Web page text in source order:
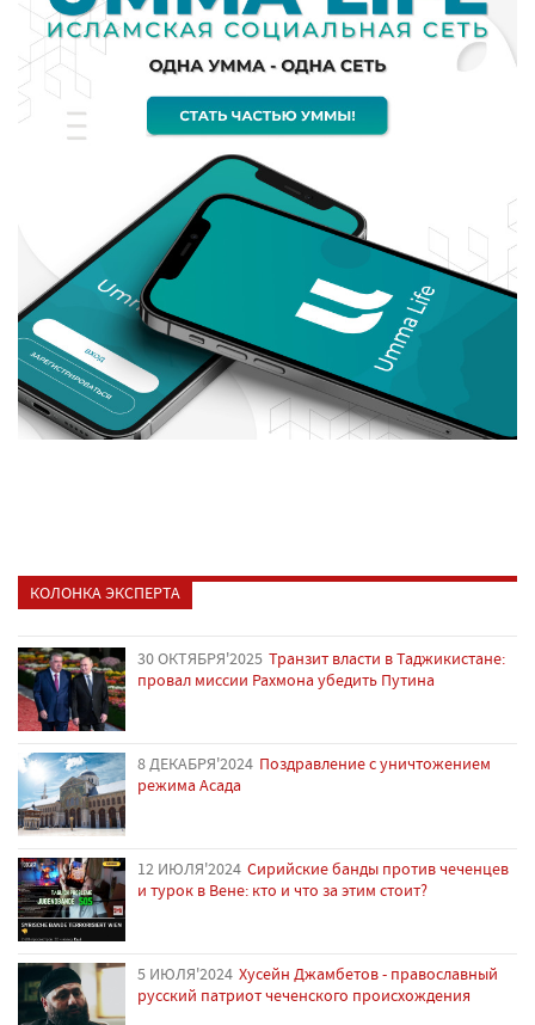
КОЛОНКА ЭКСПЕРТА
30 ОКТЯБРЯ'2025 Транзит власти в Таджикистане:
провал миссии Рахмона убедить Путина
8 ДЕКАБРЯ'2024 Поздравление с уничтожением
режима Асада
12 ИЮЛЯ'2024 Сирийские банды против чеченцев
и турок в Вене: кто и что за этим стоит?
5 ИЮЛЯ'2024 Хусейн Джамбетов - православный
русский патриот чеченского происхождения